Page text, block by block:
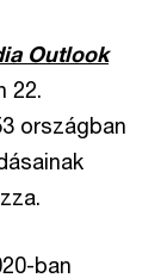
Outlook
22.
országban
ban